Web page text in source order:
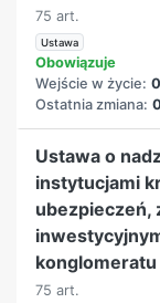
75 art.
Ustawa
Obowiązuje
Wejście w życie:
Ostatnia zmiana:
Ustawa o
instytucjami
ubezpieczeń,
75 art.